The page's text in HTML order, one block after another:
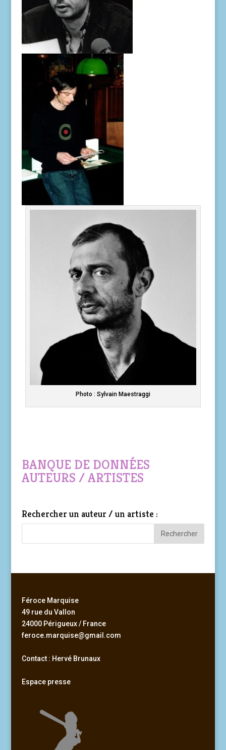
Photo : Sylvain Maestraggi
BANQUE DE DONNÉES
AUTEURS / ARTISTES
Rechercher un auteur / un artiste :
Féroce Marquise
49 rue du Vallon
24000 Périgueux / France
feroce.marquise@gmail.com
Contact : Hervé Brunaux
Espace presse